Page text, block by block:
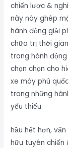
chiến lược &
này này ghép
hành động giải
chữa trị thời
trong hành
chọn chọn cho
xe máy phú
trong những
yếu thiếu.
hầu hết hơn,
hữu tuyên chiến